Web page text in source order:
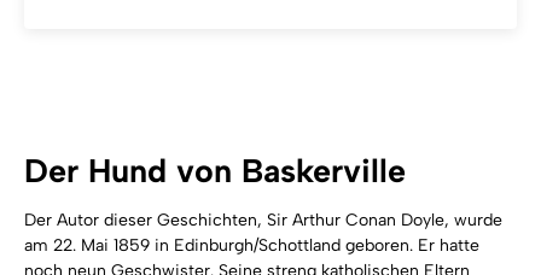
Der Hund von Baskerville
Der Autor dieser Geschichten, Sir Arthur Conan Doyle, wurde
am 22. Mai 1859 in Edinburgh/Schottland geboren. Er hatte
noch neun Geschwister. Seine streng katholischen Eltern